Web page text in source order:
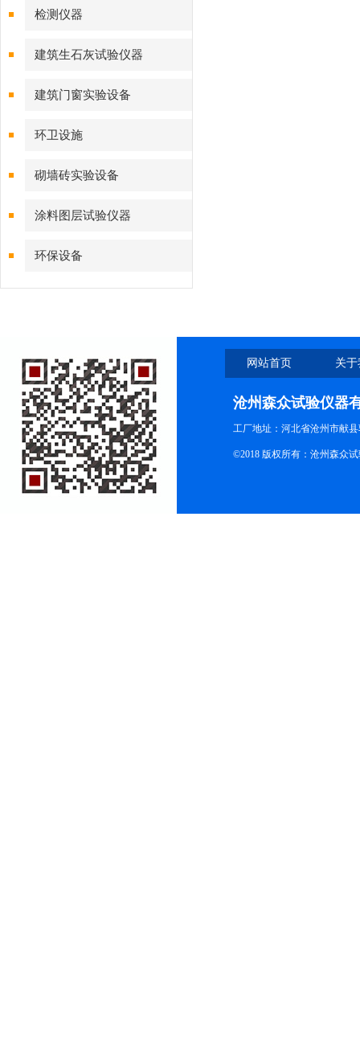
检测仪器
建筑生石灰试验仪器
建筑门窗实验设备
环卫设施
砌墙砖实验设备
涂料图层试验仪器
环保设备
网站首页 关
沧州森众试验仪器
工厂地址：河北省沧州市献
©2018 版权所有：沧州森众